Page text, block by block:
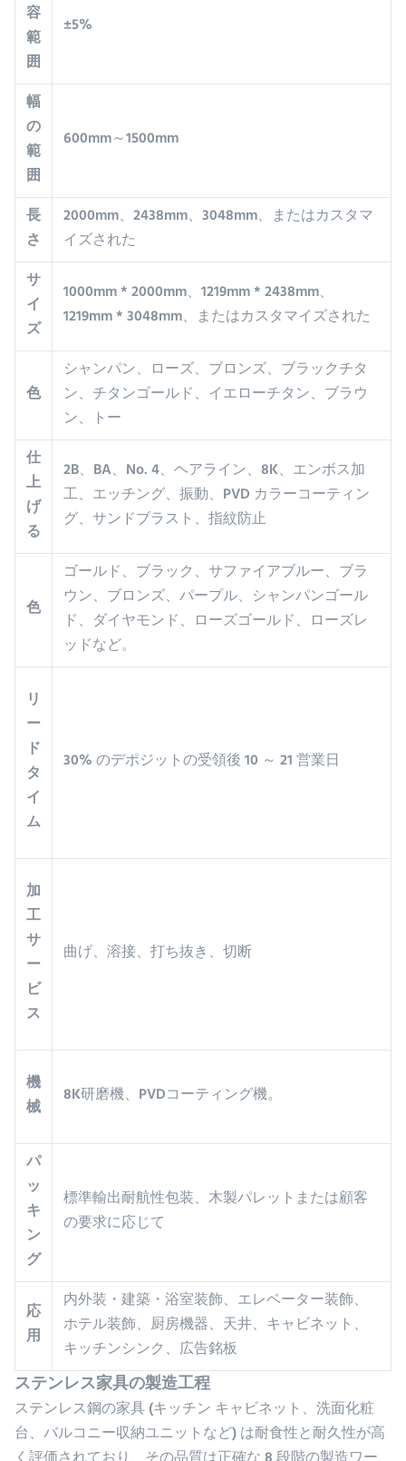
容
範
囲
±5%
幅
の
範
囲
600mm～1500mm
長
さ
2000mm、2438mm、3048mm、またはカスタマ
イズされた
サ
イ
ズ
1000mm * 2000mm、1219mm * 2438mm、
1219mm * 3048mm、またはカスタマイズされた
色
シャンパン、ローズ、ブロンズ、ブラックチタ
ン、チタンゴールド、イエローチタン、ブラウ
ン、トー
仕
上
げ
る
2B、BA、No. 4、ヘアライン、8K、エンボス加
工、エッチング、振動、PVD カラーコーティン
グ、サンドブラスト、指紋防止
色
ゴールド、ブラック、サファイアブルー、ブラ
ウン、ブロンズ、パープル、シャンパンゴール
ド、ダイヤモンド、ローズゴールド、ローズレ
ッドなど。
リ
ー
ド
タ
イ
ム
30% のデポジットの受領後 10 ～ 21 営業日
加
工
サ
ー
ビ
ス
曲げ、溶接、打ち抜き、切断
機
械
8K研磨機、PVDコーティング機。
パ
ッ
キ
ン
グ
標準輸出耐航性包装、木製パレットまたは顧客
の要求に応じて
応
用
内外装・建築・浴室装飾、エレベーター装飾、
ホテル装飾、厨房機器、天井、キャビネット、
キッチンシンク、広告銘板
ステンレス家具の製造工程
ステンレス鋼の家具 (キッチン キャビネット、洗面化粧
台、バルコニー収納ユニットなど) は耐食性と耐久性が高